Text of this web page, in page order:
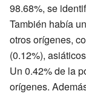
98.68%, se
También había
otros orígenes,
(0.12%),
Un 0.42% de la
orígenes.